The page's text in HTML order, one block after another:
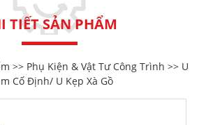
TIẾT SẢN PHẨM
>> Phụ Kiện & Vật Tư Công Trình >> U
Cố Định/ U Kẹp Xà Gồ